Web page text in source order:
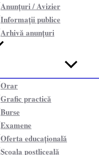
Anunțuri / Avizier
Informații publice​
Arhivă anunțuri
Orar
Grafic practică
Burse
Examene
Oferta educațională
Școala postliceală